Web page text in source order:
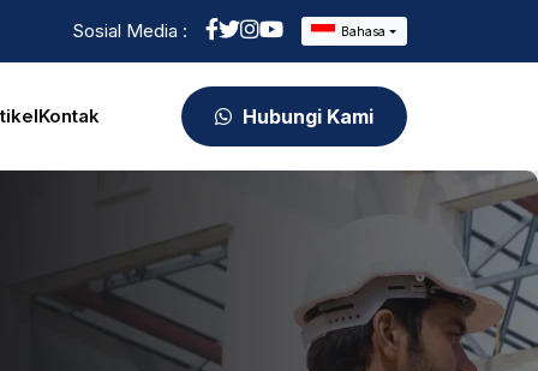
Sosial Media : Bahasa
Kontak Hubungi Kami